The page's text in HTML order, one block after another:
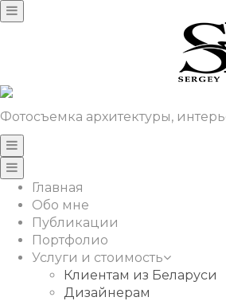
Фотосъемка архитектуры,
Главная
Обо мне
Публикации
Портфолио
Услуги и стоимость
Клиентам из Беларуси
Дизайнерам